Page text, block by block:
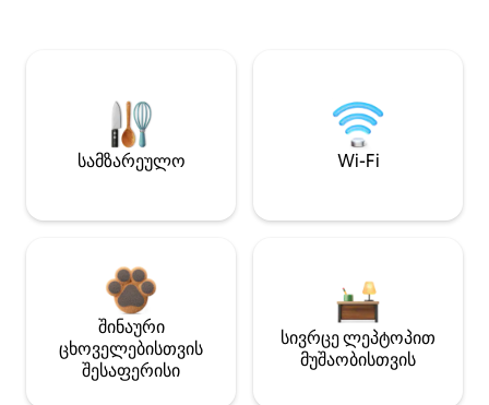
სამზარეულო Wi-Fi
შინაური
ცხოველებისთვის
შესაფერისი
სივრცე ლეპტოპით
მუშაობისთვის